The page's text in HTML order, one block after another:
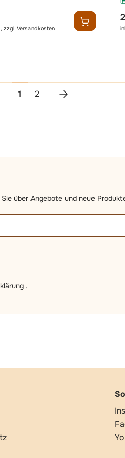
,zzgl.Versandkosten
Sie lesen gerade die Seite
1 Seite
2
über Angebote und neue
.